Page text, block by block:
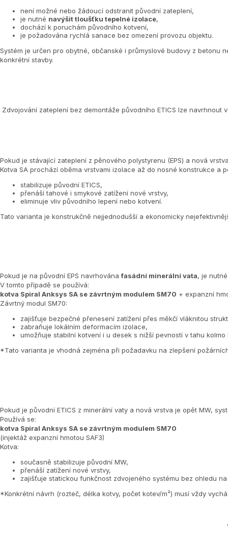
není možné nebo žádoucí odstranit původní zateplení,
je nutné navýšit tloušťku tepelné izolace,
dochází k poruchám původního kotvení,
je požadována rychlá sanace bez omezení provozu objektu.
Systém je určen pro obytné, občanské i průmyslové budovy z betonu
konkrétní stavby.
Zdvojování zateplení bez demontáže původního ETICS lze
Pokud je stávající zateplení z pěnového polystyrenu (EPS) a nová
Kotva SA prochází oběma vrstvami izolace až do nosné konstrukce a
stabilizuje původní ETICS,
přenáší tahové i smykové zatížení nové vrstvy,
eliminuje vliv původního lepení nebo kotvení.
Tato varianta je konstrukčně nejjednodušší a ekonomicky
Pokud je na původní EPS navrhovánafasádní minerální vata, je
V tomto případě se používá:
kotva Spiral Anksys SA se závrtným modulem SM70 + expanzní
Závrtný modul SM70:
zajišťuje bezpečné přenesení zatížení přes měkčí vláknitou
zabraňuje lokálním deformacím izolace,
umožňuje stabilní kotvení i u desek s nižší pevností v tahu kolmo
*Tato varianta je vhodná zejména při požadavku na zlepšení
Pokud je původní ETICS z minerální vaty a nová vrstva je opět MW,
Používá se:
kotva Spiral Anksys SA se závrtným modulem SM70
(injektáž expanzní hmotou SAF3)
Kotva:
současně stabilizuje původní MW,
přenáší zatížení nové vrstvy,
zajišťuje statickou funkčnost zdvojeného systému bez ohledu
*Konkrétní návrh (rozteč, délka kotvy, počet kotev/m²) musí vždy